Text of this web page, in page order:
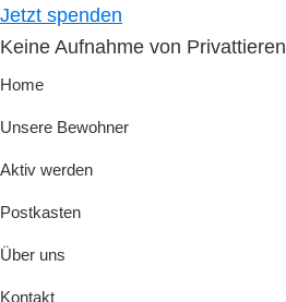
Skip
to
primary
Skip
to
main
Jetzt spenden
Keine Aufnahme von Privattieren
Home
Unsere Bewohner
Aktiv werden
Postkasten
Über uns
Kontakt